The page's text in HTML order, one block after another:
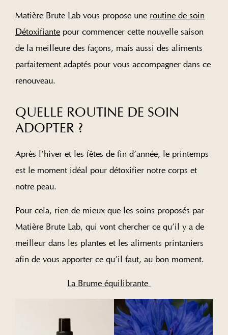
Matière Brute Lab vous propose une routine de soin
Détoxifiante pour commencer cette nouvelle saison
de la meilleure des façons, mais aussi des aliments
parfaitement adaptés pour vous accompagner dans ce
renouveau.
QUELLE ROUTINE DE SOIN
ADOPTER ?
Après l’hiver et les fêtes de fin d’année, le printemps
est le moment idéal pour détoxifier notre corps et
notre peau.
Pour cela, rien de mieux que les soins proposés par
Matière Brute Lab, qui vont chercher ce qu’il y a de
meilleur dans les plantes et les aliments printaniers
afin de vous apporter ce qu’il faut, au bon moment.
La Brume équilibrante